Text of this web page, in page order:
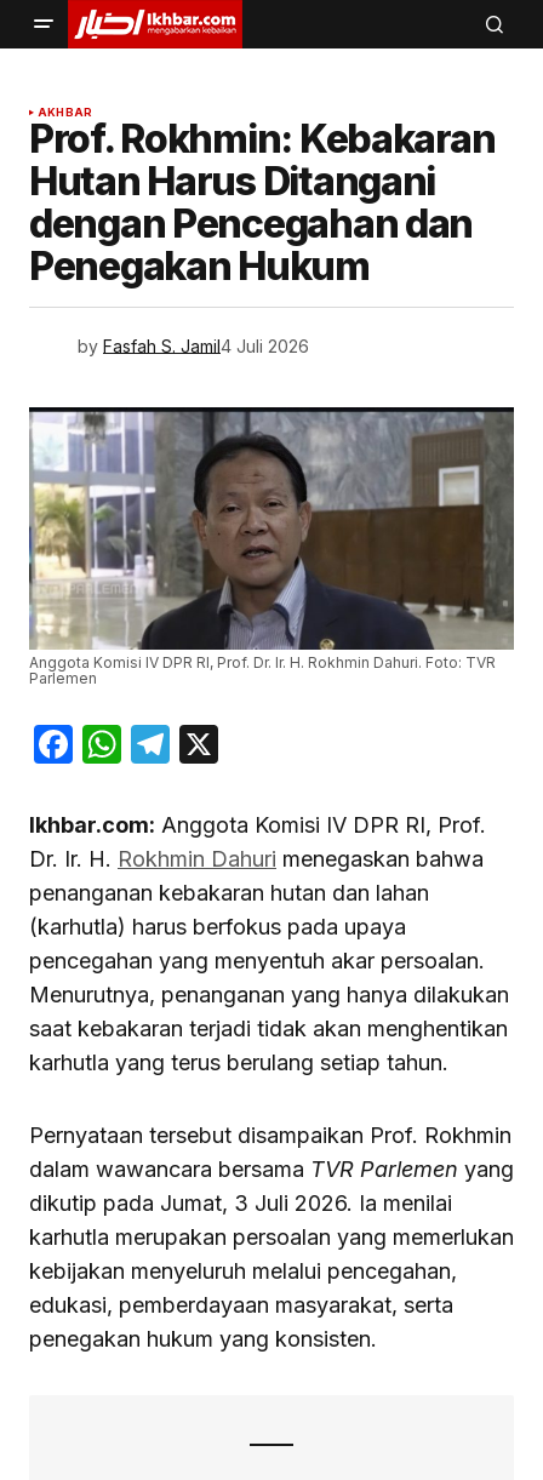
AKHBAR
Prof. Rokhmin: Kebakaran
Hutan Harus Ditangani
dengan Pencegahan dan
Penegakan Hukum
by Fasfah S. Jamil4 Juli 2026
Anggota Komisi IV DPR RI, Prof. Dr. Ir. H. Rokhmin Dahuri. Foto: TVR
Parlemen
Facebook
WhatsApp
Telegram
Ikhbar.com: Anggota Komisi IV DPR RI, Prof.
Dr. Ir. H. Rokhmin Dahuri menegaskan bahwa
penanganan kebakaran hutan dan lahan
(karhutla) harus berfokus pada upaya
pencegahan yang menyentuh akar persoalan.
Menurutnya, penanganan yang hanya dilakukan
saat kebakaran terjadi tidak akan menghentikan
karhutla yang terus berulang setiap tahun.
Pernyataan tersebut disampaikan Prof. Rokhmin
dalam wawancara bersama TVR Parlemen yang
dikutip pada Jumat, 3 Juli 2026. Ia menilai
karhutla merupakan persoalan yang memerlukan
kebijakan menyeluruh melalui pencegahan,
edukasi, pemberdayaan masyarakat, serta
penegakan hukum yang konsisten.